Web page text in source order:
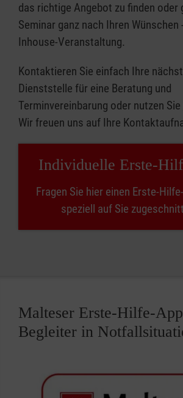
das richtige Angebot zu finden oder
Seminar ganz nach Ihren Wünschen
Inhouse-Veranstaltung.
Kontaktieren Sie einfach Ihre
Dienststelle für eine Beratung und
Terminvereinbarung oder nutzen Sie
Wir freuen uns auf Ihre
Individuelle Erste-
Fragen Sie hier einen Erste-
speziell auf Sie
Malteser Erste-Hilfe-
Begleiter in